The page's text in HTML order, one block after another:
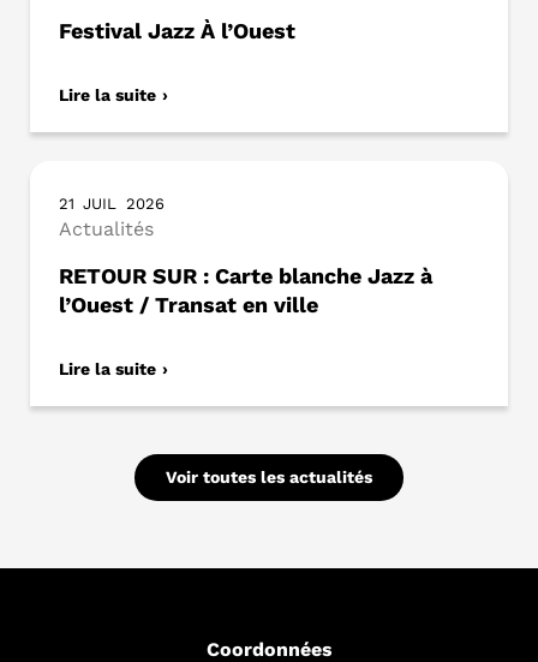
Festival Jazz À l’Ouest
Lire la suite
21 JUIL 2026
Actualités
RETOUR SUR : Carte blanche Jazz à
l’Ouest / Transat en ville
Lire la suite
Voir toutes les actualités
Coordonnées